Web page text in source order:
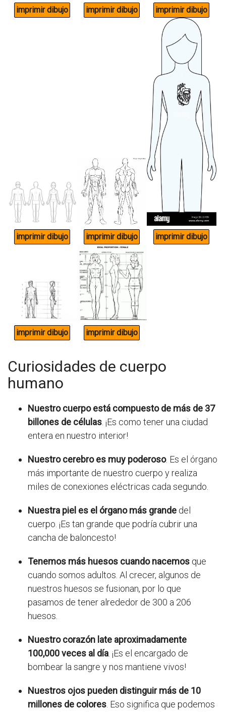
Curiosidades de cuerpo
humano
Nuestro cuerpo está compuesto de más de 37
billones de células. ¡Es como tener una ciudad
entera en nuestro interior!
Nuestro cerebro es muy poderoso. Es el órgano
más importante de nuestro cuerpo y realiza
miles de conexiones eléctricas cada segundo.
Nuestra piel es el órgano más grande del
cuerpo. ¡Es tan grande que podría cubrir una
cancha de baloncesto!
Tenemos más huesos cuando nacemos que
cuando somos adultos. Al crecer, algunos de
nuestros huesos se fusionan, por lo que
pasamos de tener alrededor de 300 a 206
huesos.
Nuestro corazón late aproximadamente
100,000 veces al día. ¡Es el encargado de
bombear la sangre y nos mantiene vivos!
Nuestros ojos pueden distinguir más de 10
millones de colores. Eso significa que podemos